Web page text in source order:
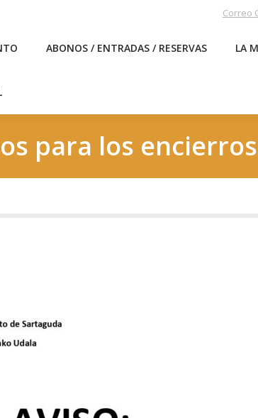
Correo
ABONOS / ENTRADAS / RESERVAS LA
para los encierros
ABONOS / ENTRADAS / RESERVAS